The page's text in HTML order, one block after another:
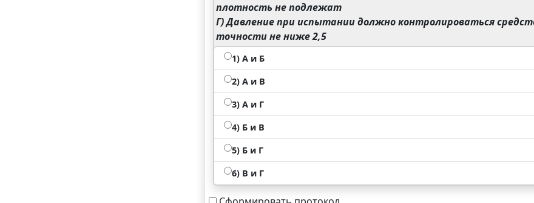
плотность не подлежат
Г) Давление при испытании должно контролироваться
точности не ниже 2,5
1) A и Б
2) А и В
3) А и Г
4) Б и В
5) Б и Г
6) В и Г